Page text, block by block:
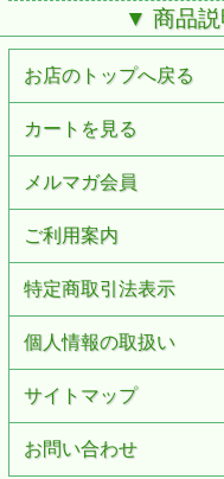
長くTASCAMステレオ
モデルを務めたDR-
100MKIII』。
録音再生機のリーディ
ーフィードバックを基
信頼性、TASCAM史上
そして音質を追求した
アPCMレコーダーです。
音響機器において高い
る場合、高い消費電力
ースが必要となり、こ
「サイズ」と相反する
ーディオパフォーマン
録音に特化。その限ら
録音回路に使用するこ
アPCMレコーダー史上
た。
A/Dコンバーターに高
SOUNDアーキテクチャ
▼ 商品
お店のトップへ戻る
カートを見る
メルマガ会員
ご利用案内
特定商取引法表示
個人情報の取扱い
サイトマップ
お問い合わせ